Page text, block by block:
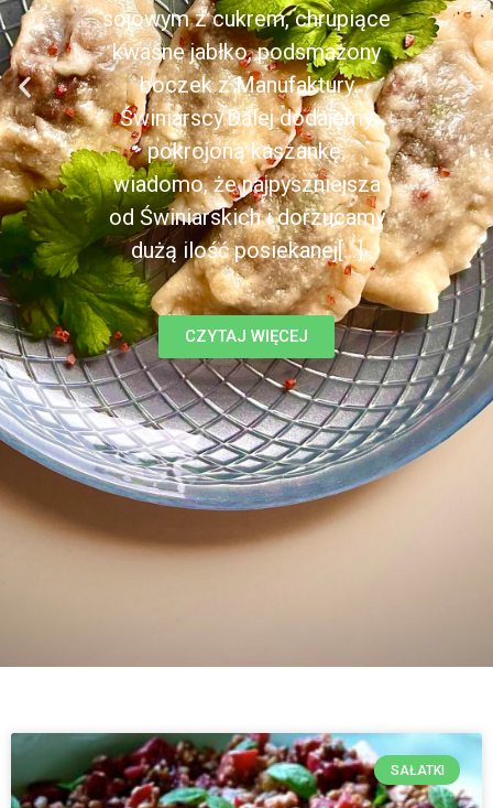
sojowym z cukrem, chrupiące
kwaśne jabłko, podsmażony
boczek z Manufaktury
Świniarscy.Dalej dodajemy
pokrojoną kaszankę,
wiadomo, że najpyszniejsza
od Świniarskich i dorzucamy
dużą ilość posiekanej[...]
CZYTAJ WIĘCEJ
SAŁATKI